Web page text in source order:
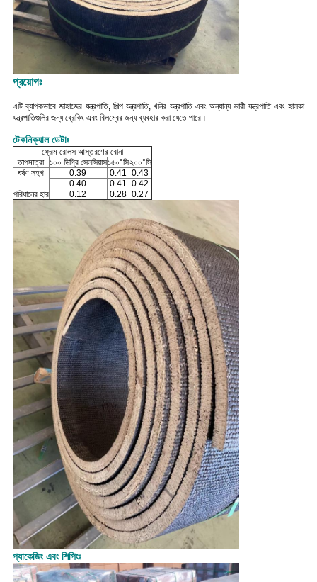
প্রয়োগঃ
এটি ব্যাপকভাবে জাহাজের যন্ত্রপাতি, শিল্প যন্ত্রপাতি, খনির যন্ত্রপাতি এবং অন্যান্য ভারী যন্ত্রপাতি এবং হালকা
যন্ত্রপাতিগুলির জন্য ব্রেকিং এবং বিলম্বের জন্য ব্যবহার করা যেতে পারে।
টেকনিক্যাল ডেটাঃ
ফ্রেম রোলস আস্তরণের বোনা
তাপমাত্রা
১০০ ডিগ্রি সেলসিয়াস১৫০°সি২০০°সি
ঘর্ষণ সহগ
0.39 0.41
0.43
0.40
0.41
0.42
পরিধানের হার
0.12 0.28 0.27
প্যাকেজিং এবং শিপিংঃ